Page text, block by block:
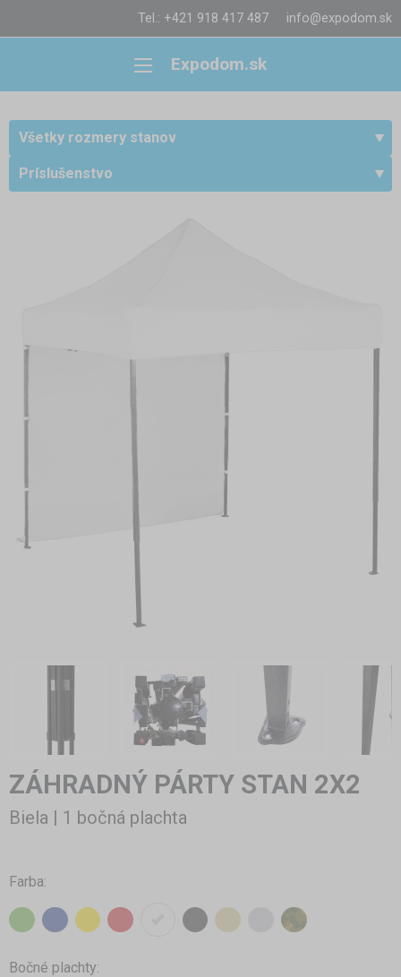
Tel.: +421 918 417 487 info@expodom.sk
Expodom.sk
Všetky rozmery stanov
Príslušenstvo
ZÁHRADNÝ PÁRTY STAN 2X2
Biela | 1 bočná plachta
Farba:
Bočné plachty: